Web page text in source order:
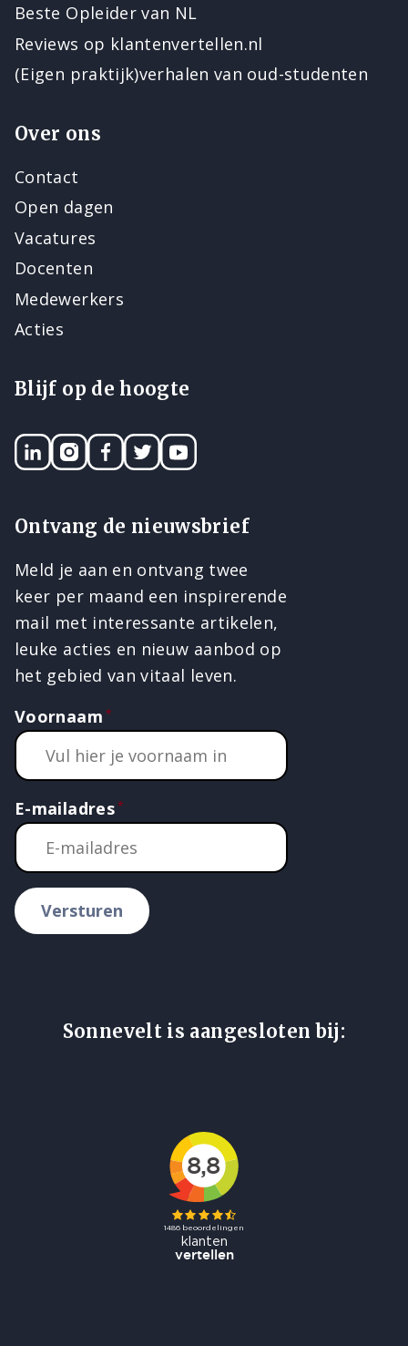
Beste Opleider van NL
Reviews op klantenvertellen.nl
(Eigen praktijk)verhalen van oud-studenten
Over ons
Contact
Open dagen
Vacatures
Docenten
Medewerkers
Acties
Blijf op de hoogte
LinkedINInstagram
Facebook
TwitterYouTube
Ontvang de nieuwsbrief
Meld je aan en ontvang twee
keer per maand een inspirerende
mail met interessante artikelen,
leuke acties en nieuw aanbod op
het gebied van vitaal leven.
Voornaam
E-mailadres
Versturen
Sonnevelt is aangesloten bij: